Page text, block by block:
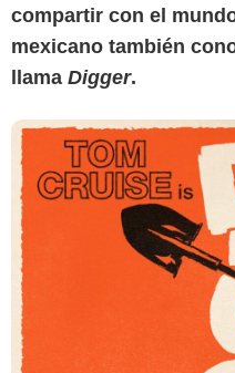
compartir con el
mexicano también
llama Digger.